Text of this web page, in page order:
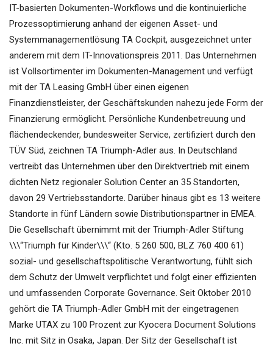
IT-basierten Dokumenten-Workflows und die kontinuierliche
Prozessoptimierung anhand der eigenen Asset- und
Systemmanagementlösung TA Cockpit, ausgezeichnet unter
anderem mit dem IT-Innovationspreis 2011. Das Unternehmen
ist Vollsortimenter im Dokumenten-Management und verfügt
mit der TA Leasing GmbH über einen eigenen
Finanzdienstleister, der Geschäftskunden nahezu jede Form der
Finanzierung ermöglicht. Persönliche Kundenbetreuung und
flächendeckender, bundesweiter Service, zertifiziert durch den
TÜV Süd, zeichnen TA Triumph-Adler aus. In Deutschland
vertreibt das Unternehmen über den Direktvertrieb mit einem
dichten Netz regionaler Solution Center an 35 Standorten,
davon 29 Vertriebsstandorte. Darüber hinaus gibt es 13 weitere
Standorte in fünf Ländern sowie Distributionspartner in EMEA.
Die Gesellschaft übernimmt mit der Triumph-Adler Stiftung
\\\“Triumph für Kinder\\\“ (Kto. 5 260 500, BLZ 760 400 61)
sozial- und gesellschaftspolitische Verantwortung, fühlt sich
dem Schutz der Umwelt verpflichtet und folgt einer effizienten
und umfassenden Corporate Governance. Seit Oktober 2010
gehört die TA Triumph-Adler GmbH mit der eingetragenen
Marke UTAX zu 100 Prozent zur Kyocera Document Solutions
Inc. mit Sitz in Osaka, Japan. Der Sitz der Gesellschaft ist